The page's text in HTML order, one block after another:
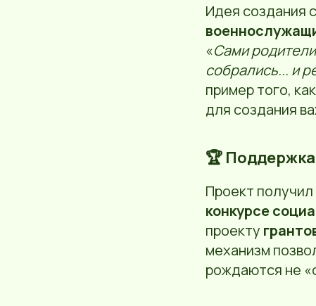
Идея создания
«Сами
собрались... и
пример того, как
для создания
🏆 Поддержка
Проект
конкурсе
проекту
механизм
рождаются не